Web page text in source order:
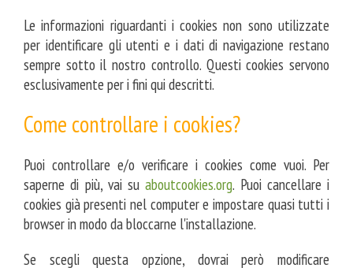
Le informazioni riguardanti i cookies non sono utilizzate
per identificare gli utenti e i dati di navigazione restano
sempre sotto il nostro controllo. Questi cookies servono
esclusivamente per i fini qui descritti.
Come controllare i cookies?
Puoi controllare e/o verificare i cookies come vuoi. Per
saperne di più, vai suaboutcookies.org. Puoi cancellare i
cookies già presenti nel computer e impostare quasi tutti i
browser in modo da bloccarne l'installazione.
Se scegli questa opzione, dovrai però modificare